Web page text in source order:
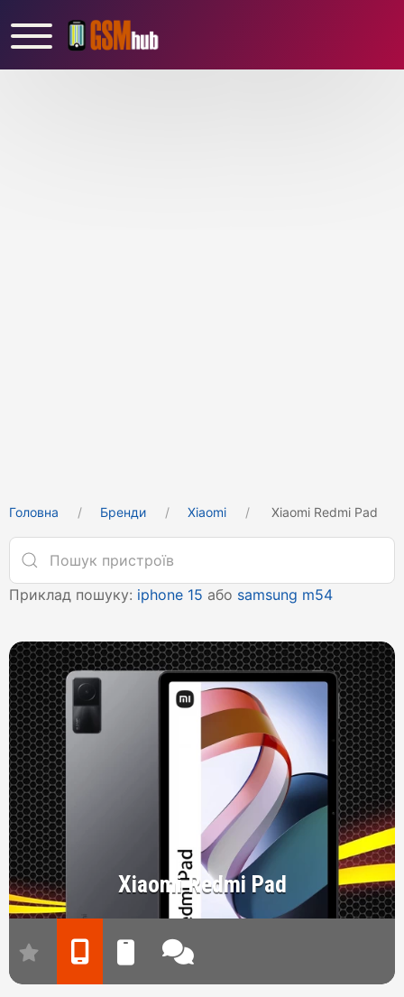
Головна Бренди Xiaomi Xiaomi Redmi Pad
Приклад пошуку: iphone 15 або samsung m54
Xiaomi Redmi Pad